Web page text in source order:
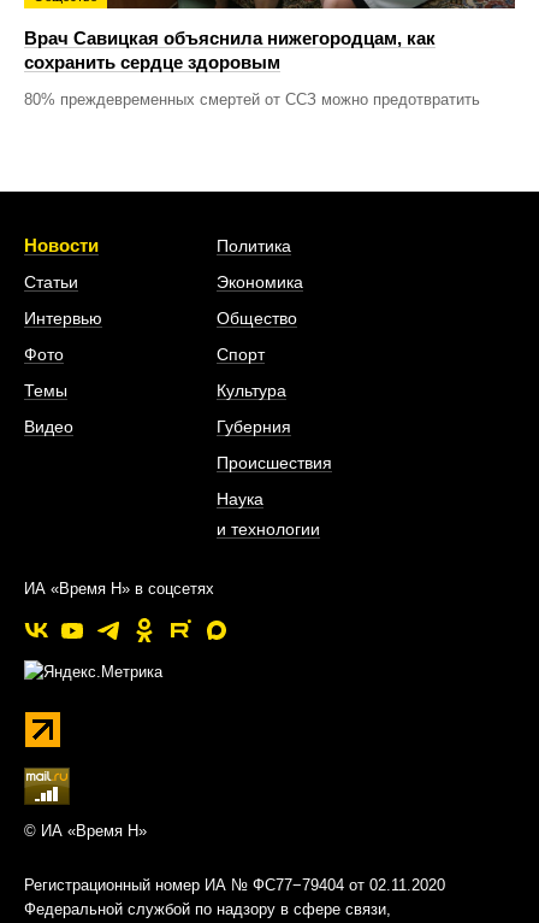
Врач Савицкая объяснила нижегородцам, как
сохранить сердце здоровым
80% преждевременных смертей от ССЗ можно предотвратить
Новости
Статьи
Интервью
Фото
Темы
Видео
Политика
Экономика
Общество
Спорт
Культура
Губерния
Происшествия
Наука
и технологии
ИА «Время Н» в соцсетях
© ИА «Время Н»
Регистрационный номер ИА № ФС77−79404 от 02.11.2020
Федеральной службой по надзору в сфере связи,